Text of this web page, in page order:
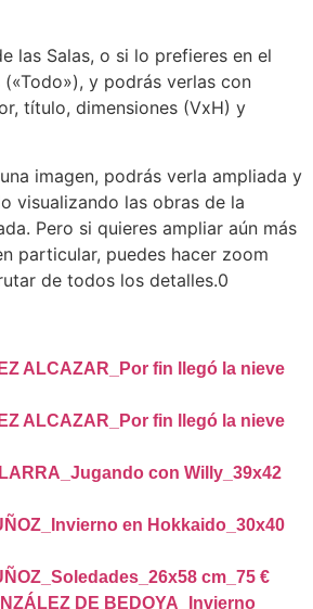
las Salas, o si lo prefieres en el
y podrás verlas con
título, dimensiones (VxH) y
imagen, podrás verla ampliada y
visualizando las obras de la
Pero si quieres ampliar aún más
particular, puedes hacer zoom
de todos los detalles.0
ALCAZAR_Por fin llegó la nieve
ALCAZAR_Por fin llegó la nieve
con Willy_39x42
en Hokkaido_30x40
cm_75 €
DE BEDOYA_Invierno